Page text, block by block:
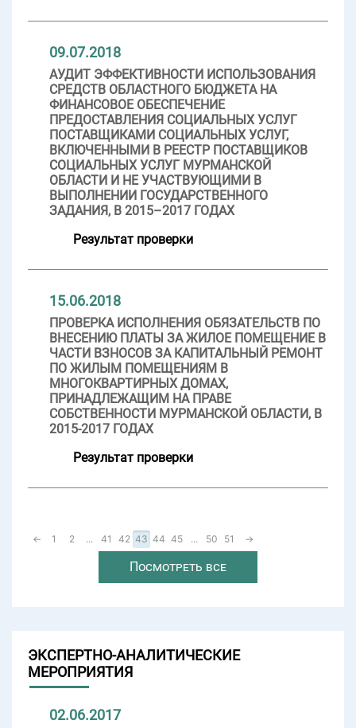
09.07.2018
АУДИТ ЭФФЕКТИВНОСТИ ИСПОЛЬЗОВАНИЯ
СРЕДСТВ ОБЛАСТНОГО БЮДЖЕТА НА
ФИНАНСОВОЕ ОБЕСПЕЧЕНИЕ
ПРЕДОСТАВЛЕНИЯ СОЦИАЛЬНЫХ УСЛУГ
ПОСТАВЩИКАМИ СОЦИАЛЬНЫХ УСЛУГ,
ВКЛЮЧЕННЫМИ В РЕЕСТР ПОСТАВЩИКОВ
СОЦИАЛЬНЫХ УСЛУГ МУРМАНСКОЙ
ОБЛАСТИ И НЕ УЧАСТВУЮЩИМИ В
ВЫПОЛНЕНИИ ГОСУДАРСТВЕННОГО
ЗАДАНИЯ, В 2015–2017 ГОДАХ
Результат проверки
15.06.2018
ПРОВЕРКА ИСПОЛНЕНИЯ ОБЯЗАТЕЛЬСТВ ПО
ВНЕСЕНИЮ ПЛАТЫ ЗА ЖИЛОЕ ПОМЕЩЕНИЕ В
ЧАСТИ ВЗНОСОВ ЗА КАПИТАЛЬНЫЙ РЕМОНТ
ПО ЖИЛЫМ ПОМЕЩЕНИЯМ В
МНОГОКВАРТИРНЫХ ДОМАХ,
ПРИНАДЛЕЖАЩИМ НА ПРАВЕ
СОБСТВЕННОСТИ МУРМАНСКОЙ ОБЛАСТИ, В
2015-2017 ГОДАХ
Результат проверки
← 1 2 ... 41 42 43 44 45 ... 50 51 →
Посмотреть все
ЭКСПЕРТНО-АНАЛИТИЧЕСКИЕ
МЕРОПРИЯТИЯ
02.06.2017